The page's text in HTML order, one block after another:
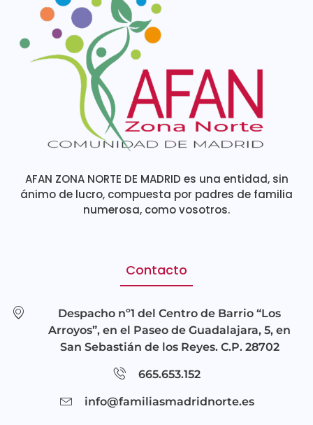
AFAN ZONA NORTE DE MADRID es una entidad, sin
ánimo de lucro, compuesta por padres de familia
numerosa, como vosotros.
Contacto
Despacho nº1 del Centro de Barrio “Los
Arroyos”, en el Paseo de Guadalajara, 5, en
San Sebastián de los Reyes. C.P. 28702
665.653.152
info@familiasmadridnorte.es